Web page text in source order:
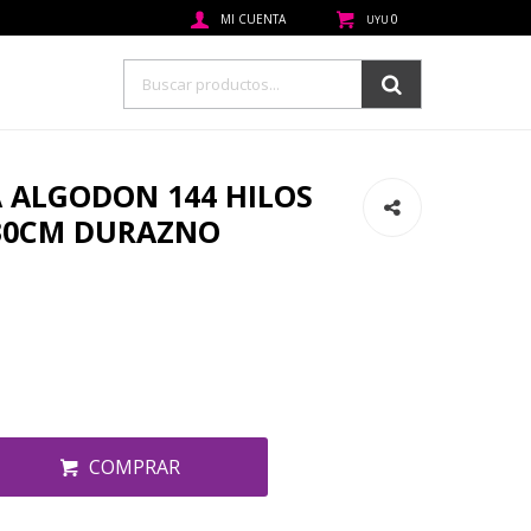
UYU 0
ALGODON 144 HILOS
DURAZNO
COMPRAR